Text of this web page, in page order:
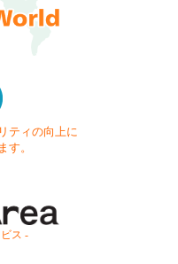
ティの向上に
す。
ス -